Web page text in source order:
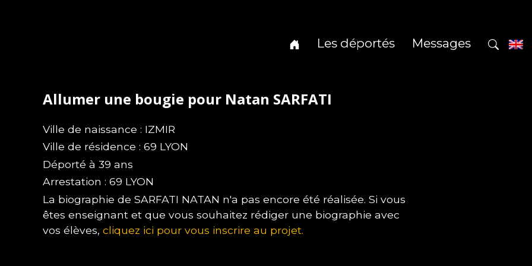
Les déportés Messages
Allumer une bougie pour Natan SARFATI
Ville de naissance : IZMIR
Ville de résidence : 69 LYON
Déporté à 39 ans
Arrestation : 69 LYON
La biographie de SARFATI NATAN n'a pas encore été réalisée. Si vous
êtes enseignant et que vous souhaitez rédiger une biographie avec
vos élèves, cliquez ici pour vous inscrire au projet.